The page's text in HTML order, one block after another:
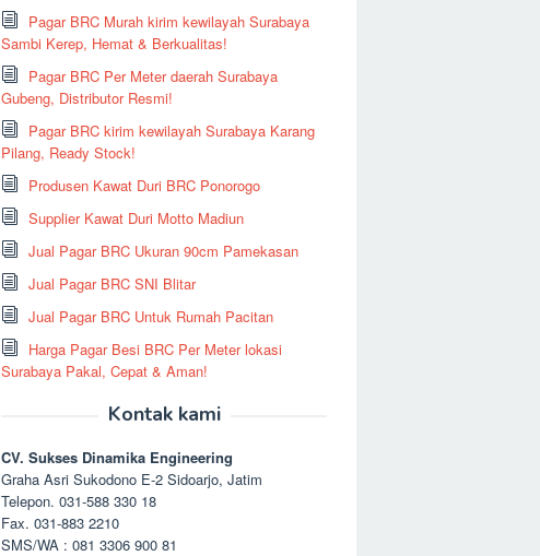
Pagar BRC Murah kirim kewilayah Surabaya
Sambi Kerep, Hemat & Berkualitas!
Pagar BRC Per Meter daerah Surabaya
Gubeng, Distributor Resmi!
Pagar BRC kirim kewilayah Surabaya Karang
Pilang, Ready Stock!
Produsen Kawat Duri BRC Ponorogo
Supplier Kawat Duri Motto Madiun
Jual Pagar BRC Ukuran 90cm Pamekasan
Jual Pagar BRC SNI Blitar
Jual Pagar BRC Untuk Rumah Pacitan
Harga Pagar Besi BRC Per Meter lokasi
Surabaya Pakal, Cepat & Aman!
Kontak kami
CV. Sukses Dinamika Engineering
Graha Asri Sukodono E-2 Sidoarjo, Jatim
Telepon. 031-588 330 18
Fax. 031-883 2210
SMS/WA : 081 3306 900 81